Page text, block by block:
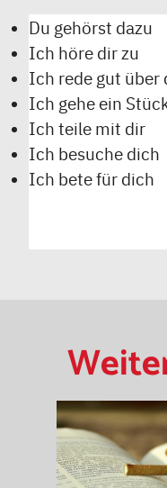
Du gehörst dazu
Ich höre dir zu
Ich rede gut über
Ich gehe ein
Ich teile mit dir
Ich besuche dich
Ich bete für dich
Bischof